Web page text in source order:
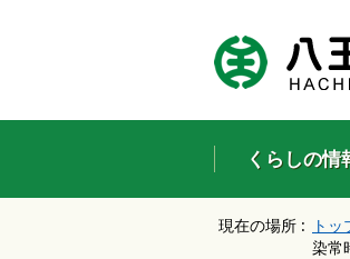
ン
タ
ー
キ
ナ
ビ
くらしの情
現在の場所 : トッ
染常